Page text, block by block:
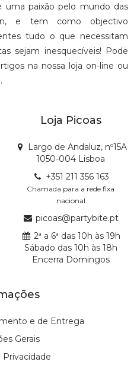
uma paixão pelo mundo das
e tem como objectivo
tudo o que necessitam
sejam inesquecíveis! Pode
na nossa loja on-line ou
Loja Picoas
Largo de Andaluz, nº15A
1050-004 Lisboa
+351 211 356 163
Chamada para a rede fixa
nacional
picoas@partybite.pt
2ª a 6ª das 10h às 19h
Sábado das 10h às 18h
Encerra Domingos
e de Entrega
Gerais
Privacidade